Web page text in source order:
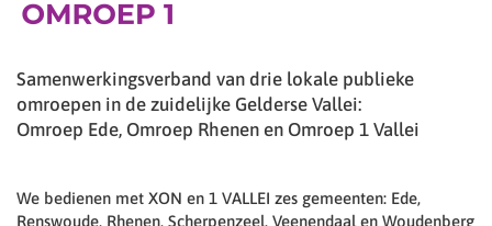
Samenwerkingsverband van drie lokale publieke
omroepen in de zuidelijke Gelderse Vallei:
Omroep Ede, Omroep Rhenen en Omroep 1 Vallei
We bedienen met XON en 1 VALLEI zes gemeenten: Ede,
Renswoude, Rhenen, Scherpenzeel, Veenendaal en Woudenberg